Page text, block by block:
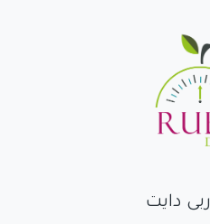
دايت